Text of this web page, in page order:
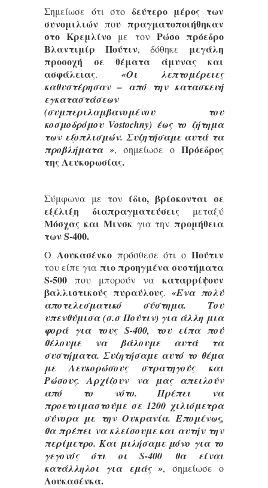
Σημείωσε ότι στο δεύτερο μέρος των
συνομιλιών που πραγματοποιήθηκαν
στο Κρεμλίνο με τον Ρώσο πρόεδρο
Βλαντιμίρ Πούτιν, δόθηκε μεγάλη
προσοχή σε θέματα άμυνας και
ασφάλειας. «Οι λεπτομέρειες
καθυστέρησαν – από την κατασκευή
εγκαταστάσεων
(συμπεριλαμβανομένου του
κοσμοδρόμου Vostochny) έως το ζήτημα
των εξοπλισμών. Συζητήσαμε αυτά τα
προβλήματα », σημείωσε ο Πρόεδρος
της Λευκορωσίας.
Σύμφωνα με τον ίδιο, βρίσκονται σε
εξέλιξη διαπραγματεύσεις μεταξύ
Μόσχας και Μινσκ για την προμήθεια
των S-400.
Ο Λουκασένκοπρόσθεσε ότι οΠούτιν
του είπε για πιο προηγμένα συστήματα
S-500 που μπορούν να καταρρίψουν
βαλλιστικούς πυραύλους. «Ένα πολύ
αποτελεσματικό σύστημα. Του
υπενθύμισα (σ.σ Πούτιν) για άλλη μια
φορά για τους S-400, του είπα πού
θέλουμε να βάλουμε αυτά τα
συστήματα. Συζητήσαμε αυτό το θέμα
με Λευκορώσους στρατηγούς και
Ρώσους. Αρχίζουν να μας απειλούν
από το νότο. Πρέπει να
προετοιμαστούμε σε 1200 χιλιόμετρα
σύνορα με την Ουκρανία. Επομένως,
θα πρέπει να κλείσουμε και αυτήν την
περίμετρο. Και μιλήσαμε μόνο για το
γεγονός ότι οι S-400 θα είναι
κατάλληλοι για εμάς », σημείωσε ο
Λουκασένκα.